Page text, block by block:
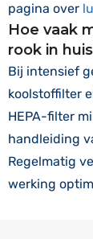
pagina over
Hoe vaak
rook in
Bij intensief
koolstoffilter
HEPA-filter
handleiding
Regelmatig
werking